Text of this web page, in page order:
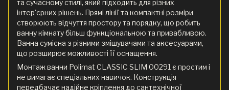
та сучасному стилі, який підходить для різних
інтер'єрних рішень. Прямі лінії та компактні розміри
створюють відчуття простору та порядку, що робить
ванну кімнату більш функціональною та привабливою.
Ванна сумісна з різними змішувачами та аксесуарами,
що розширює можливості її оснащення.
Монтаж ванни Polimat CLASSIC SLIM 00291 є простим і
не вимагає спеціальних навичок. Конструкція
передбачає надійне кріплення до сантехнічної